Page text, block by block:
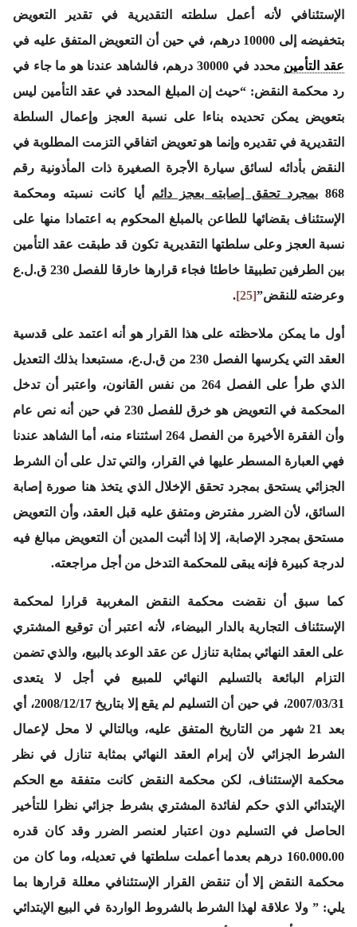
الإستئنافي لأنه أعمل سلطته التقديرية في تقدير التعويض
بتخفيضه إلى 10000 درهم، في حين أن التعويض المتفق عليه في
عقد التأمين
محدد في 30000 درهم، فالشاهد عندنا هو ما جاء في
رد محكمة النقض:“حيث إن المبلغ المحدد في عقد التأمين ليس
بتعويض يمكن تحديده بناءا على نسبة العجز وإعمال السلطة
التقديرية في تقديره وإنما هو تعويض اتفاقي التزمت المطلوبة في
النقض بأدائه لسائق سيارة الأجرة الصغيرة ذات المأذونية رقم
868 بمجرد تحقق إصابته بعجز دائم أيا كانت نسبته ومحكمة
الإستئناف بقضائها للطاعن بالمبلغ المحكوم به اعتمادا منها على
نسبة العجز وعلى سلطتها التقديرية تكون قد طبقت عقد التأمين
بين الطرفين تطبيقا خاطئا فجاء قرارها خارقا للفصل 230 ق.ل.ع
وعرضته للنقض”[25]
.
أول ما يمكن ملاحظته على هذا القرار هو أنه اعتمد على قدسية
العقد التي يكرسها الفصل 230 من ق.ل.ع، مستبعدا بذلك التعديل
الذي طرأ على الفصل 264 من نفس القانون، واعتبر أن تدخل
المحكمة في التعويض هو خرق للفصل 230 في حين أنه نص عام
وأن الفقرة الأخيرة من الفصل 264 اسثتناء منه، أما الشاهد عندنا
فهي العبارة المسطر عليها في القرار، والتي تدل على أن الشرط
الجزائي يستحق بمجرد تحقق الإخلال الذي يتخذ هنا صورة إصابة
السائق، لأن الضرر مفترض ومتفق عليه قبل العقد، وأن التعويض
مستحق بمجرد الإصابة، إلا إذا أثبت المدين أن التعويض مبالغ فيه
لدرجة كبيرة فإنه يبقى للمحكمة التدخل من أجل مراجعته.
كما سبق أن نقضت محكمة النقض المغربية قرارا لمحكمة
الإستئناف التجارية بالدار البيضاء، لأنه اعتبر أن توقيع المشتري
على العقد النهائي بمثابة تنازل عن عقد الوعد بالبيع، والذي تضمن
التزام البائعة بالتسليم النهائي للمبيع في أجل لا يتعدى
2007/03/31، في حين أن التسليم لم يقع إلا بتاريخ 2008/12/17، أي
بعد 21 شهر من التاريخ المتفق عليه، وبالتالي لا محل لإعمال
الشرط الجزائي لأن إبرام العقد النهائي بمثابة تنازل في نظر
محكمة الإستئناف، لكن محكمة النقض كانت متفقة مع الحكم
الإبتدائي الذي حكم لفائدة المشتري بشرط جزائي نظرا للتأخير
الحاصل في التسليم دون اعتبار لعنصر الضرر وقد كان قدره
160.000.00 درهم بعدما أعملت سلطتها في تعديله، وما كان من
محكمة النقض إلا أن تنقض القرار الإستئنافي معللة قرارها بما
يلي:” ولا علاقة لهذا الشرط بالشروط الواردة في البيع الإبتدائي